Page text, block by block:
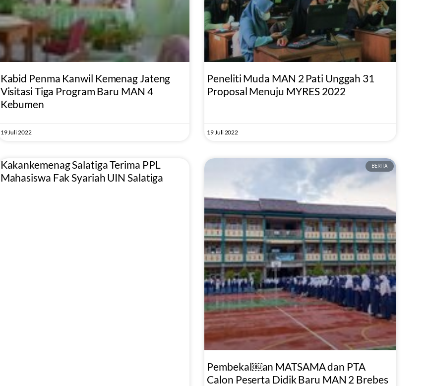
Kabid Penma Kanwil Kemenag Jateng
Visitasi Tiga Program Baru MAN 4
Kebumen
19 Juli 2022
Peneliti Muda MAN 2 Pati Unggah 31
Proposal Menuju MYRES 2022
19 Juli 2022
Kakankemenag Salatiga Terima PPL
Mahasiswa Fak Syariah UIN Salatiga
BERITA
Pembekal￼an MATSAMA dan PTA
Calon Peserta Didik Baru MAN 2 Brebes